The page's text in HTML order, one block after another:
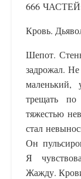
666
Кровь.
Шепот.
задрожал.
трещать
тяжестью
стал
Он
Я
Жажду.